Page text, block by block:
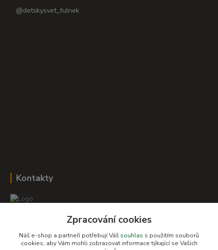
@detskysvet_fulnek
Kontakty
+420 604 278 943
Zpracování cookies
Náš e-shop a partneři potřebují Váš souhlas s použitím souborů
cookies, aby Vám mohli zobrazovat informace týkající se Vašich